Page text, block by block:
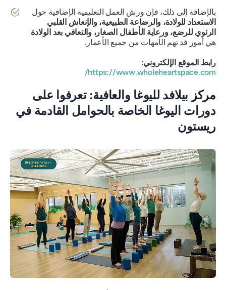
بالإضافة إلى ذلك، فإن ورش العمل التعليمية الإضافية حول
الاستعداد للولادة، والرضاعة الطبيعية، والإنعاش القلبي
الرئوي للرضع، ورعاية الأطفال الصغار، والتعافي بعد الولادة
هي أمور قد تهم الأمهات من جميع الأعمار.
رابط الموقع الإلكتروني:
https://www.wholeheartspace.com/
مركز بيلافد لليوغا والعافية: تعرفوا على
دورات اليوغا الخاصة بالحوامل القادمة في
ريستون